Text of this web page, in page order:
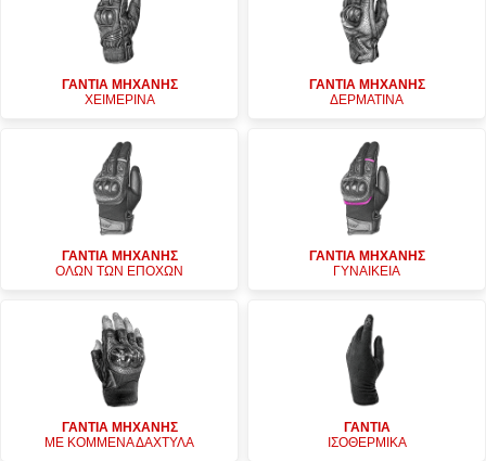
ΓΑΝΤΙΑ ΜΗΧΑΝΗΣ
ΧΕΙΜΕΡΙΝΑ
ΓΑΝΤΙΑ ΜΗΧΑΝΗΣ
ΔΕΡΜΑΤΙΝΑ
ΓΑΝΤΙΑ ΜΗΧΑΝΗΣ
ΟΛΩΝ ΤΩΝ ΕΠΟΧΩΝ
ΓΑΝΤΙΑ ΜΗΧΑΝΗΣ
ΓΥΝΑΙΚΕΙΑ
ΓΑΝΤΙΑ ΜΗΧΑΝΗΣ
ΜΕ ΚΟΜΜΕΝΑ ΔΑΧΤΥΛΑ
ΓΑΝΤΙΑ
ΙΣΟΘΕΡΜΙΚΑ